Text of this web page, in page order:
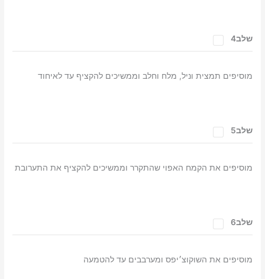
שלב4
מוסיפים תמצית וניל, מלח וחלב וממשיכים להקציף עד לאיחוד
שלב5
מוסיפים את הקמח האפוי שהתקרר וממשיכים להקציף את התערובת
שלב6
מוסיפים את השוקוצ׳יפס ומערבבים עד להטמעה